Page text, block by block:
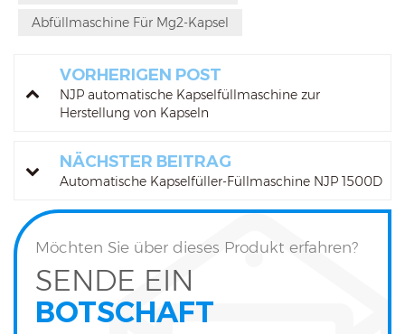
Abfüllmaschine Für Mg2-Kapsel
VORHERIGEN POST
NJP automatische Kapselfüllmaschine zur
Herstellung von Kapseln
NÄCHSTER BEITRAG
Automatische Kapselfüller-Füllmaschine NJP 1500D
Möchten Sie über dieses Produkt erfahren?
SENDE EIN
BOTSCHAFT